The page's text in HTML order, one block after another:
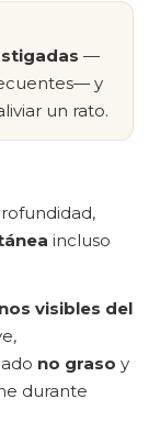
—
y
un rato.
incluso
visibles del
no graso y
durante